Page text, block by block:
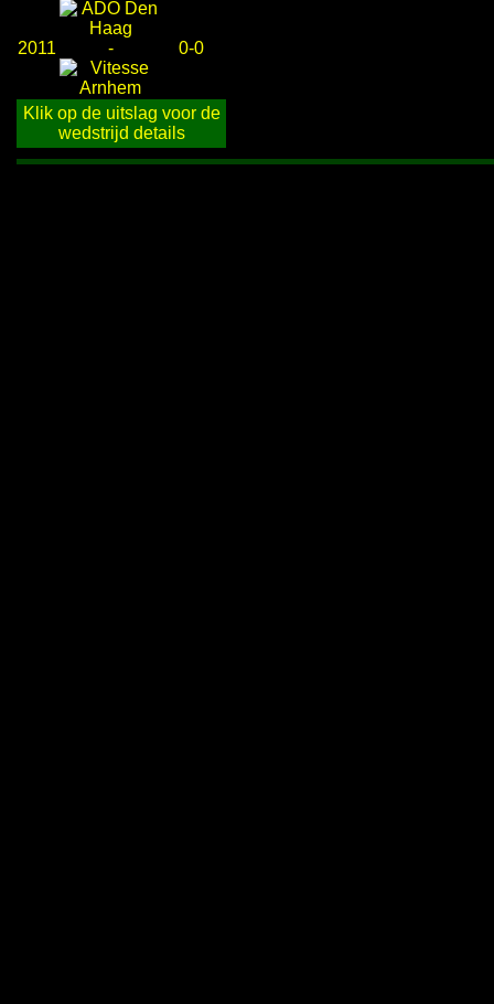
2011 - 0-0
Klik op de uitslag voor de
wedstrijd details